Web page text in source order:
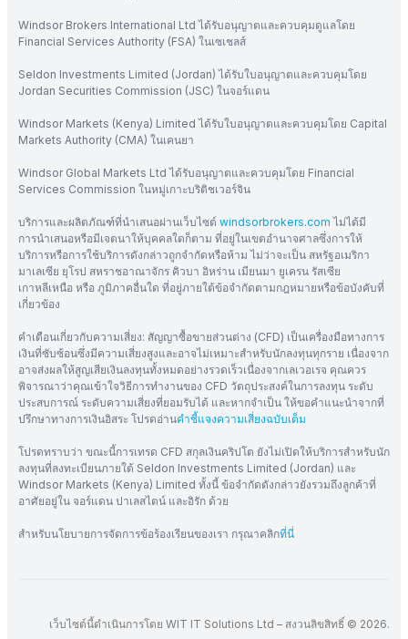
Windsor Brokers International Ltd ได้รับอนุญาตและควบคุมดูแลโดย
Financial Services Authority (FSA) ในเซเชลส์
Seldon Investments Limited (Jordan) ได้รับใบอนุญาตและควบคุมโดย
Jordan Securities Commission (JSC) ในจอร์แดน
Windsor Markets (Kenya) Limited ได้รับใบอนุญาตและควบคุมโดย Capital
Markets Authority (CMA) ในเคนยา
Windsor Global Markets Ltd ได้รับอนุญาตและควบคุมโดย Financial
Services Commission ในหมู่เกาะบริติชเวอร์จิน
บริการและผลิตภัณฑ์ที่นำเสนอผ่านเว็บไซต์ windsorbrokers.com ไม่ได้มี
การนำเสนอหรือมีเจตนาให้บุคคลใดก็ตาม ที่อยู่ในเขตอำนาจศาลซึ่งการให้
บริการหรือการใช้บริการดังกล่าวถูกจำกัดหรือห้าม ไม่ว่าจะเป็น สหรัฐอเมริกา
มาเลเซีย ยุโรป สหราชอาณาจักร คิวบา อิหร่าน เมียนมา ยูเครน รัสเซีย
เกาหลีเหนือ หรือ ภูมิภาคอื่นใด ที่อยู่ภายใต้ข้อจำกัดตามกฎหมายหรือข้อบังคับที่
เกี่ยวข้อง
คำเตือนเกี่ยวกับความเสี่ยง: สัญญาซื้อขายส่วนต่าง (CFD) เป็นเครื่องมือทางการ
เงินที่ซับซ้อนซึ่งมีความเสี่ยงสูงและอาจไม่เหมาะสำหรับนักลงทุนทุกราย เนื่องจาก
อาจส่งผลให้สูญเสียเงินลงทุนทั้งหมดอย่างรวดเร็วเนื่องจากเลเวอเรจ คุณควร
พิจารณาว่าคุณเข้าใจวิธีการทำงานของ CFD วัตถุประสงค์ในการลงทุน ระดับ
ประสบการณ์ ระดับความเสี่ยงที่ยอมรับได้ และหากจำเป็น ให้ขอคำแนะนำจากที่
ปรึกษาทางการเงินอิสระ โปรดอ่านคำชี้แจงความเสี่ยงฉบับเต็ม
โปรดทราบว่า ขณะนี้การเทรด CFD สกุลเงินคริปโต ยังไม่เปิดให้บริการสำหรับนัก
ลงทุนที่ลงทะเบียนภายใต้ Seldon Investments Limited (Jordan) และ
Windsor Markets (Kenya) Limited ทั้งนี้ ข้อจำกัดดังกล่าวยังรวมถึงลูกค้าที่
อาศัยอยู่ใน จอร์แดน ปาเลสไตน์ และอิรัก ด้วย
สำหรับนโยบายการจัดการข้อร้องเรียนของเรา กรุณาคลิกที่นี่
เว็บไซต์นี้ดำเนินการโดย WIT IT Solutions Ltd – สงวนลิขสิทธิ์ © 2026.